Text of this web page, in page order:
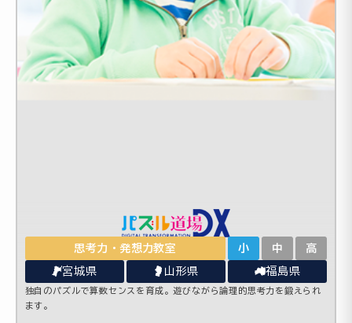
思考力・発想力教室 小 中 高
宮城県 山形県 福島県
独自のパズルで算数センスを育成。遊びながら論理的思考力を鍛えられ
ます。